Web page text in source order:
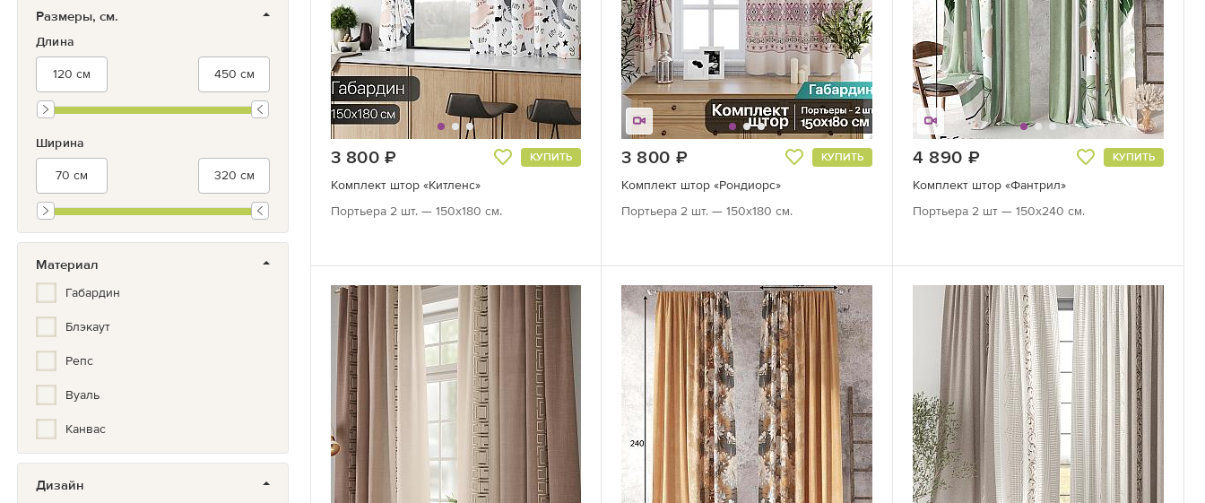
Размеры, см.
Длина
Ширина
Материал
Габардин
Блэкаут
Репс
Вуаль
Канвас
Дизайн
3 800 КУПИТЬ
Комплект штор «Китленс»
Портьера 2 шт. — 150х180 см.
3 800 КУПИТЬ
Комплект штор «Рондиорс»
Портьера 2 шт. — 150х180 см.
4 890 КУПИТЬ
Комплект штор «Фантрил»
Портьера 2 шт — 150х240 см.